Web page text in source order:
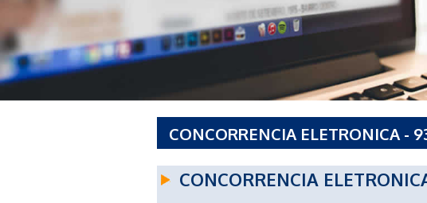
CONCORRENCIA ELETRONICA -
CONCORRENCIA